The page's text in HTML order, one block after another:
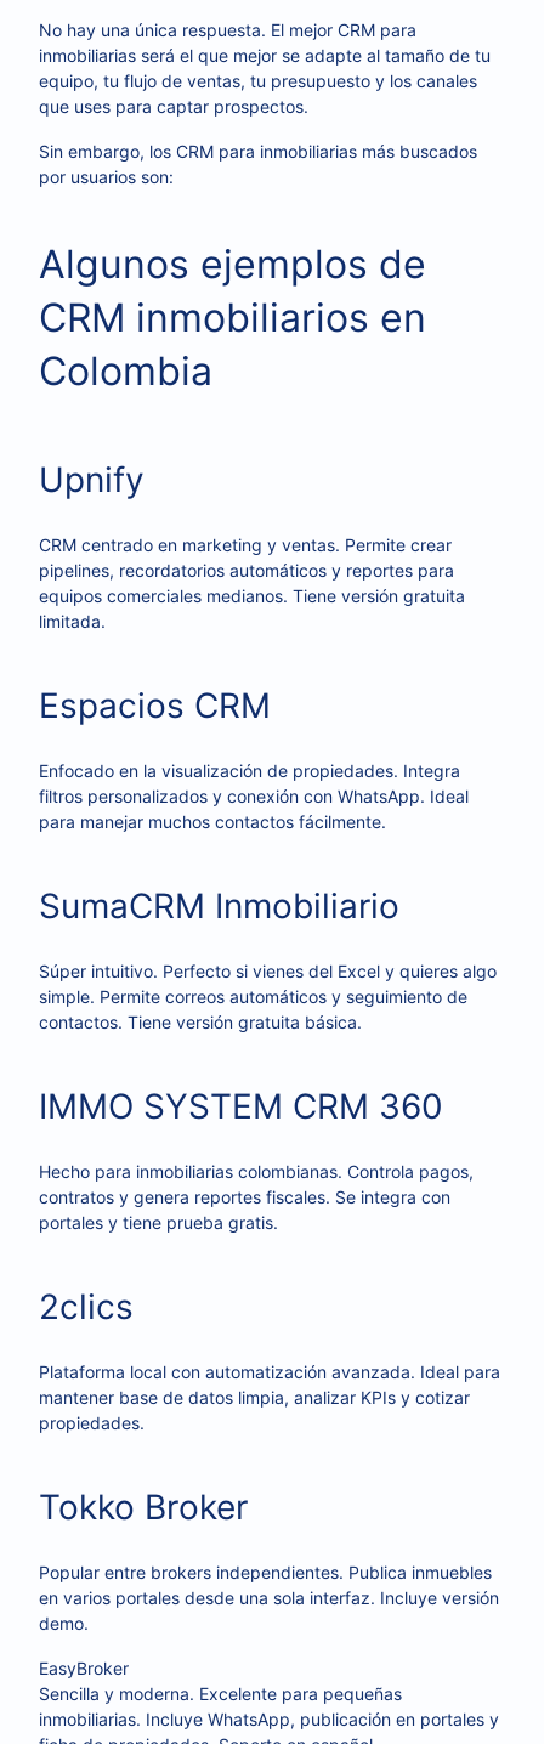
No hay una única respuesta. El mejor CRM para
inmobiliarias será el que mejor se adapte al tamaño de tu
equipo, tu flujo de ventas, tu presupuesto y los canales
que uses para captar prospectos.
Sin embargo, los CRM para inmobiliarias más buscados
por usuarios son:
Algunos ejemplos de
CRM inmobiliarios en
Colombia
Upnify
CRM centrado en marketing y ventas. Permite crear
pipelines, recordatorios automáticos y reportes para
equipos comerciales medianos. Tiene versión gratuita
limitada.
Espacios CRM
Enfocado en la visualización de propiedades. Integra
filtros personalizados y conexión con WhatsApp. Ideal
para manejar muchos contactos fácilmente.
SumaCRM Inmobiliario
Súper intuitivo. Perfecto si vienes del Excel y quieres algo
simple. Permite correos automáticos y seguimiento de
contactos. Tiene versión gratuita básica.
IMMO SYSTEM CRM 360
Hecho para inmobiliarias colombianas. Controla pagos,
contratos y genera reportes fiscales. Se integra con
portales y tiene prueba gratis.
2clics
Plataforma local con automatización avanzada. Ideal para
mantener base de datos limpia, analizar KPIs y cotizar
propiedades.
Tokko Broker
Popular entre brokers independientes. Publica inmuebles
en varios portales desde una sola interfaz. Incluye versión
demo.
EasyBroker
Sencilla y moderna. Excelente para pequeñas
inmobiliarias. Incluye WhatsApp, publicación en portales y